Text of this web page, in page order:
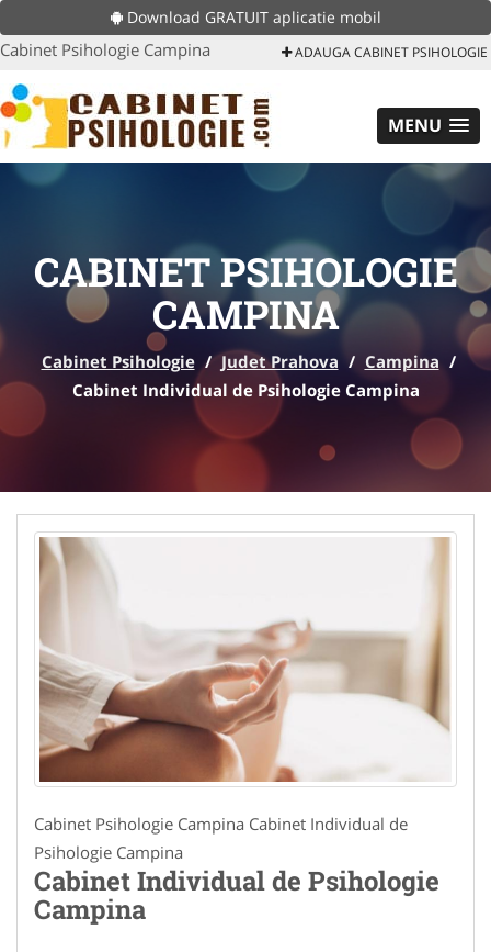
Download GRATUIT aplicatie mobil
Cabinet Psihologie Campina ADAUGA CABINET PSIHOLOGIE
MENU
CABINET PSIHOLOGIE
CAMPINA
Cabinet Psihologie / Judet Prahova / Campina /
Cabinet Individual de Psihologie Campina
Cabinet Psihologie Campina Cabinet Individual de
Psihologie Campina
Cabinet Individual de Psihologie
Campina